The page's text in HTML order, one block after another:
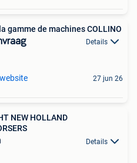
gamme de machines COLLINO
Details
27 jun 26
NEW HOLLAND
Details